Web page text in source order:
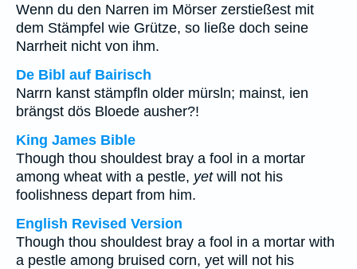
Wenn du den Narren im Mörser zerstießest mit
dem Stämpfel wie Grütze, so ließe doch seine
Narrheit nicht von ihm.
De Bibl auf Bairisch
Narrn kanst stämpfln older mürsln; mainst, ien
brängst dös Bloede ausher?!
King James Bible
Though thou shouldest bray a fool in a mortar
among wheat with a pestle, yetwill not his
foolishness depart from him.
English Revised Version
Though thou shouldest bray a fool in a mortar with
a pestle among bruised corn, yet will not his